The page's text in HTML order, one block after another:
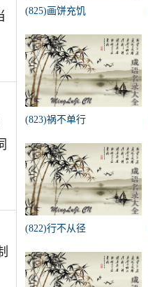
(825)画饼充饥
(823)祸不单行
(822)行不从径